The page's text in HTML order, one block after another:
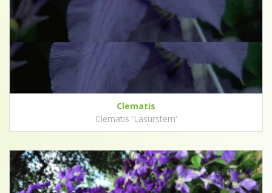
Clematis
Clematis 'Lasurstern'